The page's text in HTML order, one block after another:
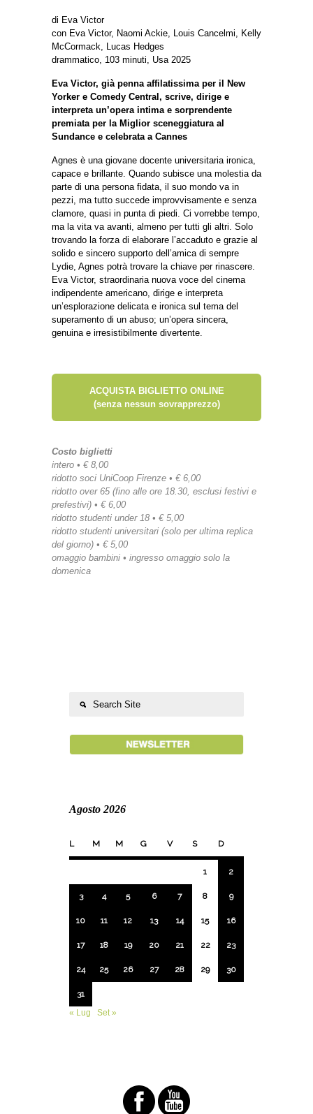
di Eva Victor
con Eva Victor, Naomi Ackie, Louis Cancelmi, Kelly
McCormack, Lucas Hedges
drammatico, 103 minuti, Usa 2025
Eva Victor, già penna affilatissima per il New
Yorker e Comedy Central, scrive, dirige e
interpreta un’opera intima e sorprendente
premiata per la Miglior sceneggiatura al
Sundance e celebrata a Cannes
Agnes è una giovane docente universitaria ironica,
capace e brillante. Quando subisce una molestia da
parte di una persona fidata, il suo mondo va in
pezzi, ma tutto succede improvvisamente e senza
clamore, quasi in punta di piedi. Ci vorrebbe tempo,
ma la vita va avanti, almeno per tutti gli altri. Solo
trovando la forza di elaborare l’accaduto e grazie al
solido e sincero supporto dell’amica di sempre
Lydie, Agnes potrà trovare la chiave per rinascere.
Eva Victor, straordinaria nuova voce del cinema
indipendente americano, dirige e interpreta
un’esplorazione delicata e ironica sul tema del
superamento di un abuso; un’opera sincera,
genuina e irresistibilmente divertente.
ACQUISTA BIGLIETTO ONLINE
(senza nessun sovrapprezzo)
Costo biglietti
intero • € 8,00
ridotto soci UniCoop Firenze • € 6,00
ridotto over 65 (fino alle ore 18.30, esclusi festivi e
prefestivi) • € 6,00
ridotto studenti under 18 • € 5,00
ridotto studenti universitari (solo per ultima replica
del giorno) • € 5,00
omaggio bambini • ingresso omaggio solo la
domenica
Agosto 2026
L M M G V S D
1 2
3 4 5 6 7 8 9
10 11 12 13 14 15 16
17 18 19 20 21 22 23
24 25 26 27 28 29 30
31
« Lug
Set »